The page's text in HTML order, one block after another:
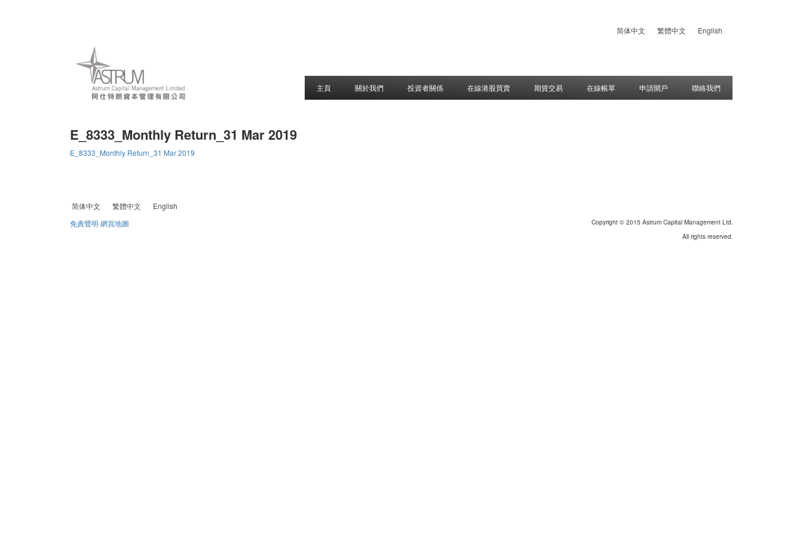
简体中文 繁體中文 English
主頁 關於我們 投資者關係 在線港股買賣 期貨交易 在線帳單 申請開戶 聯絡我們
E_8333_Monthly Return_31 Mar 2019
E_8333_Monthly Return_31 Mar 2019
简体中文 繁體中文
English
免責聲明 網頁地圖
Copyright © 2015 Astrum Capital Management Ltd.
All rights reserved.